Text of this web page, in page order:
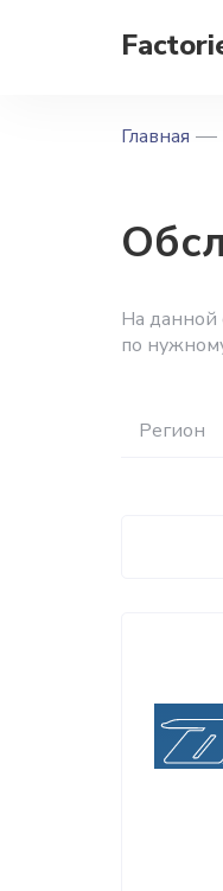
Главная
На данной
по
Регион